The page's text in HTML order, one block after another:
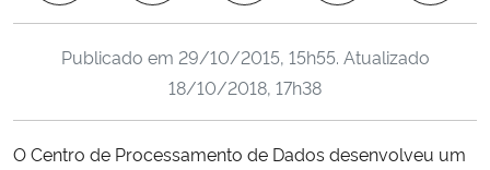
Publicado em 29/10/2015, 15h55. Atualizado
18/10/2018, 17h38
O Centro de Processamento de Dados desenvolveu um